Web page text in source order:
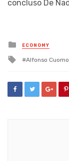
concluso De
Posted
in
ECONOMY
Tagged
Alfonso Cuomo